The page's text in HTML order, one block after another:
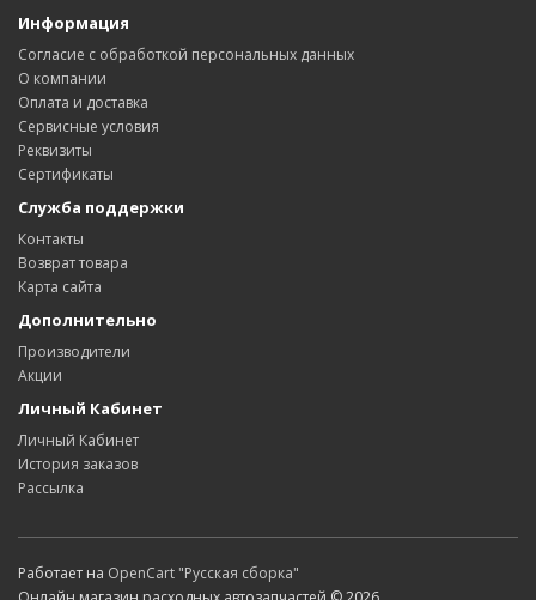
Информация
Согласие с обработкой персональных данных
О компании
Оплата и доставка
Сервисные условия
Реквизиты
Сертификаты
Служба поддержки
Контакты
Возврат товара
Карта сайта
Дополнительно
Производители
Акции
Личный Кабинет
Личный Кабинет
История заказов
Рассылка
Работает на OpenCart "Русская сборка"